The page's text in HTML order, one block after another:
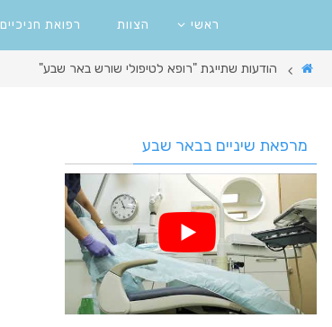
ראשי הצוות רפואת חניכיים
הודעות שתייגת "רופא לטיפולי שורש באר שבע"
מרפאת שיניים בבאר שבע